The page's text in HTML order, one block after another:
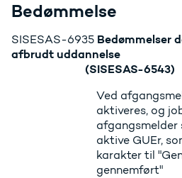
Bedømmelse
SISESAS-6935 Bedømmelser
afbrudt uddannelse
(SISESAS-6543)
Ved
aktiveres, og
aktive GUEr,
karakter til
gennemført"